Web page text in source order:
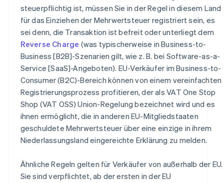
steuerpflichtig ist, müssen Sie in der Regel in diesem Land
für das Einziehen der Mehrwertsteuer registriert sein, es
sei denn, die Transaktion ist befreit oder unterliegt dem
Reverse Charge (was typischerweise in Business-to-
Business [B2B]-Szenarien gilt, wie z. B. bei Software-as-a-
Service [SaaS]-Angeboten). EU-Verkäufer im Business-to-
Consumer (B2C)-Bereich können von einem vereinfachten
Registrierungsprozess profitieren, der als VAT One Stop
Shop (VAT OSS) Union-Regelung bezeichnet wird und es
ihnen ermöglicht, die in anderen EU-Mitgliedstaaten
geschuldete Mehrwertsteuer über eine einzige in ihrem
Niederlassungsland eingereichte Erklärung zu melden.
Ähnliche Regeln gelten für Verkäufer von außerhalb der EU.
Sie sind verpflichtet, ab der ersten in der EU